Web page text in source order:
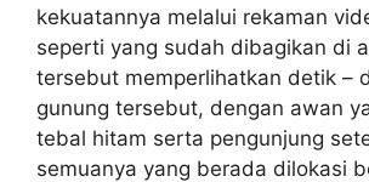
kekuatannya melalui rekaman
seperti yang sudah dibagikan di
tersebut memperlihatkan detik –
gunung tersebut, dengan awan
tebal hitam serta pengunjung
semuanya yang berada dilokasi